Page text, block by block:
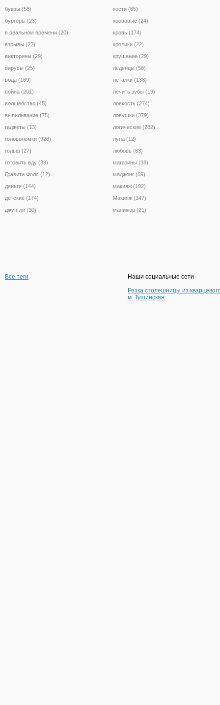
буквы (58)
бургеры (23)
в реальном времени (20)
взрывы (22)
викторины (29)
вирусы (25)
вода (169)
война (201)
волшебство (45)
выпиливание (75)
гаджеты (13)
головоломки (928)
гольф (27)
готовить еду (39)
Гравити Фолс (12)
деньги (144)
детские (174)
джунгли (30)
кости (65)
кровавые (24)
кровь (174)
кролики (22)
крушение (29)
леденцы (58)
леталки (138)
лечить зубы (19)
ловкость (274)
ловушки (379)
логические (282)
луна (12)
любовь (63)
магазины (38)
маджонг (69)
макияж (102)
Макияж (147)
маникюр (21)
Все теги
Наши социальные сети
Резка столешницы из
м. Тушинская